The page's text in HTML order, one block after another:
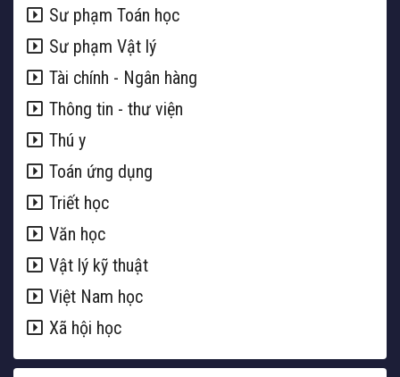
Sư phạm Toán học
Sư phạm Vật lý
Tài chính - Ngân hàng
Thông tin - thư viện
Thú y
Toán ứng dụng
Triết học
Văn học
Vật lý kỹ thuật
Việt Nam học
Xã hội học